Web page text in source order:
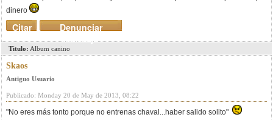
dinero
Denunciar
mensaje
Citar
Titulo: Album canino
Skaos
Antiguo Usuario
Publicado: Monday 20 de May de 2013, 08:22
"No eres más tonto porque no entrenas chaval...haber salido solito"